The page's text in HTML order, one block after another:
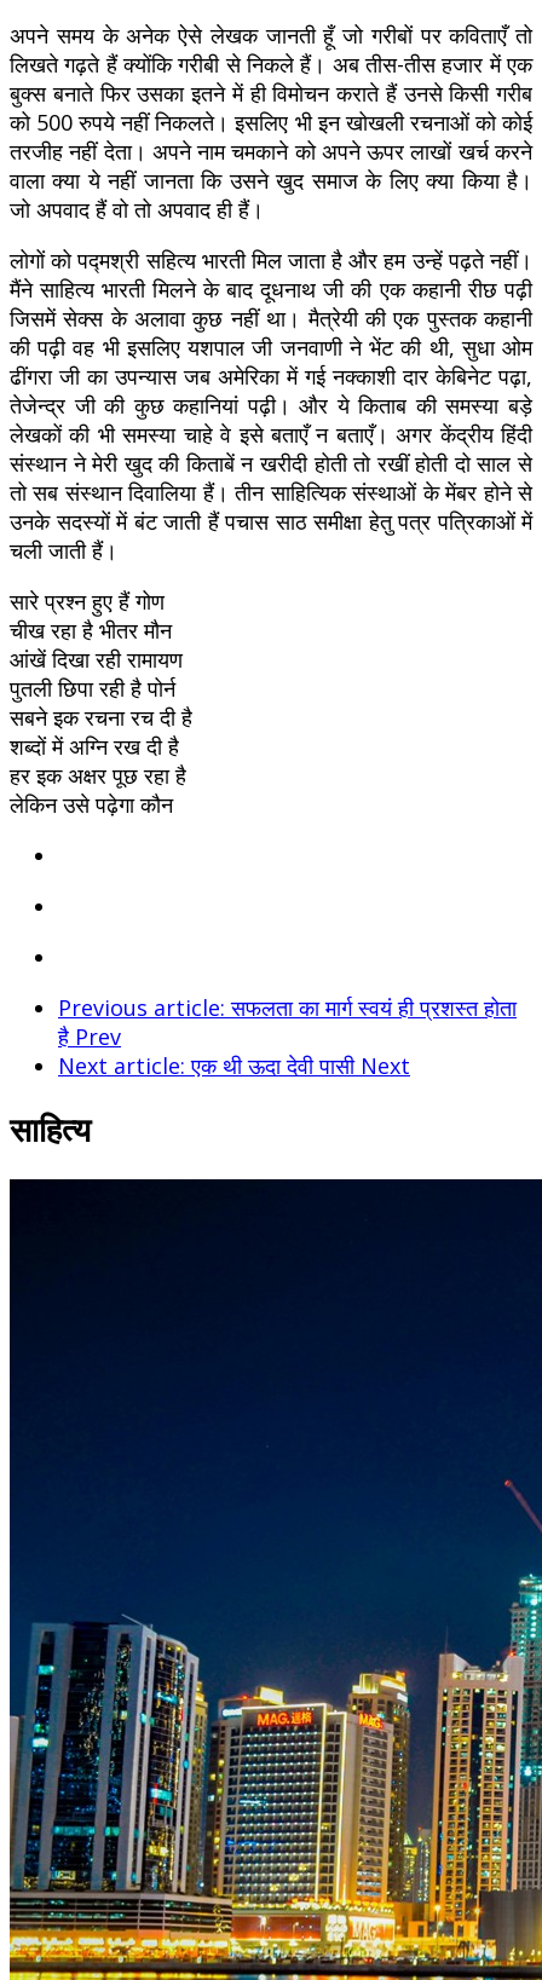
अपने समय के अनेक ऐसे लेखक जानती हूँ जो गरीबों पर कविताएँ तो
लिखते गढ़ते हैं क्योंकि गरीबी से निकले हैं। अब तीस-तीस हजार में एक
बुक्स बनाते फिर उसका इतने में ही विमोचन कराते हैं उनसे किसी गरीब
को 500 रुपये नहीं निकलते। इसलिए भी इन खोखली रचनाओं को कोई
तरजीह नहीं देता। अपने नाम चमकाने को अपने ऊपर लाखों खर्च करने
वाला क्या ये नहीं जानता कि उसने खुद समाज के लिए क्या किया है।
जो अपवाद हैं वो तो अपवाद ही हैं।
लोगों को पद्मश्री सहित्य भारती मिल जाता है और हम उन्हें पढ़ते नहीं।
मैंने साहित्य भारती मिलने के बाद दूधनाथ जी की एक कहानी रीछ पढ़ी
जिसमें सेक्स के अलावा कुछ नहीं था। मैत्रेयी की एक पुस्तक कहानी
की पढ़ी वह भी इसलिए यशपाल जी जनवाणी ने भेंट की थी, सुधा ओम
ढींगरा जी का उपन्यास जब अमेरिका में गई नक्काशी दार केबिनेट पढ़ा,
तेजेन्द्र जी की कुछ कहानियां पढ़ी। और ये किताब की समस्या बड़े
लेखकों की भी समस्या चाहे वे इसे बताएँ न बताएँ। अगर केंद्रीय हिंदी
संस्थान ने मेरी खुद की किताबें न खरीदी होती तो रखीं होती दो साल से
तो सब संस्थान दिवालिया हैं। तीन साहित्यिक संस्थाओं के मेंबर होने से
उनके सदस्यों में बंट जाती हैं पचास साठ समीक्षा हेतु पत्र पत्रिकाओं में
चली जाती हैं।
सारे प्रश्न हुए हैं गोण
चीख रहा है भीतर मौन
आंखें दिखा रही रामायण
पुतली छिपा रही है पोर्न
सबने इक रचना रच दी है
शब्दों में अग्नि रख दी है
हर इक अक्षर पूछ रहा है
लेकिन उसे पढ़ेगा कौन
Previous article: सफलता का मार्ग स्वयं ही प्रशस्त होता
है Prev
Next article: एक थी ऊदा देवी पासी Next
साहित्य